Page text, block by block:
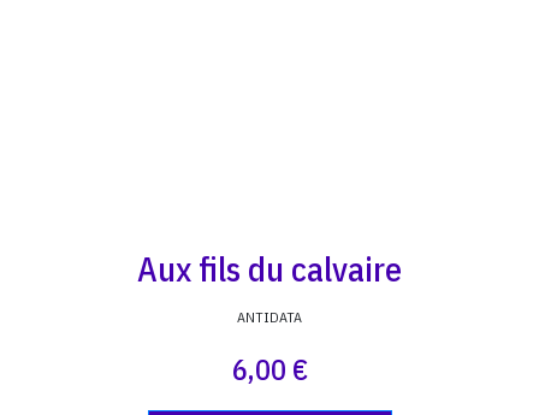
Aux fils du calvaire
ANTIDATA
6,00 €